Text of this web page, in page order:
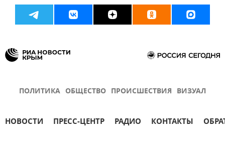
ПОЛИТИКА ОБЩЕСТВО ПРОИСШЕСТВИЯ ВИЗУАЛ
НОВОСТИ ПРЕСС-ЦЕНТР РАДИО КОНТАКТЫ